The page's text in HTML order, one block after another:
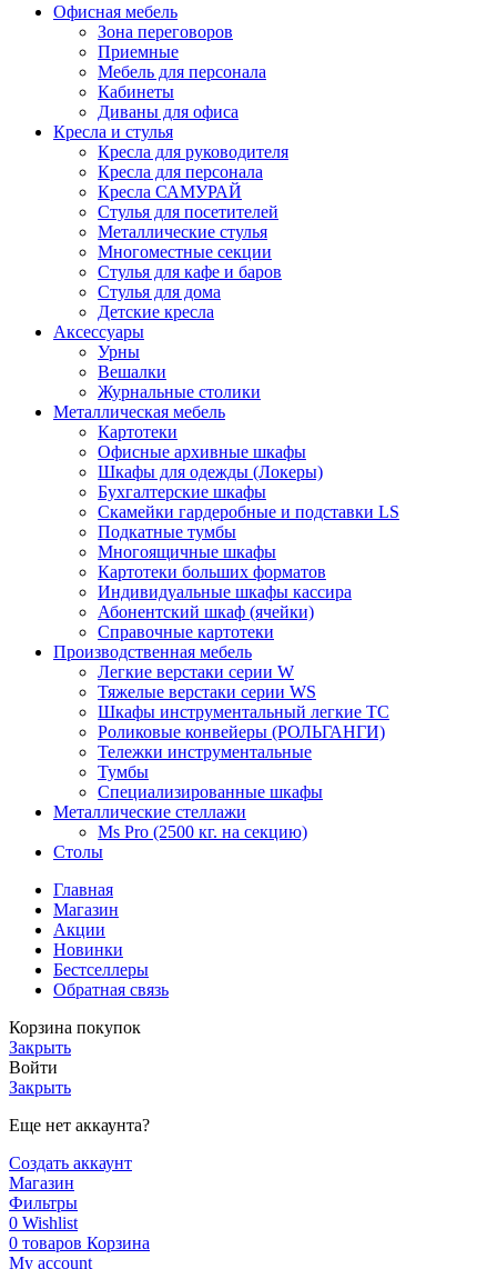
Офисная мебель
Зона переговоров
Приемные
Мебель для персонала
Кабинеты
Диваны для офиса
Кресла и стулья
Кресла для руководителя
Кресла для персонала
Кресла САМУРАЙ
Стулья для посетителей
Металлические стулья
Многоместные секции
Стулья для кафе и баров
Стулья для дома
Детские кресла
Аксессуары
Урны
Вешалки
Журнальные столики
Металлическая мебель
Картотеки
Офисные архивные шкафы
Шкафы для одежды (Локеры)
Бухгалтерские шкафы
Скамейки гардеробные и подставки LS
Подкатные тумбы
Многоящичные шкафы
Картотеки больших форматов
Индивидуальные шкафы кассира
Абонентский шкаф (ячейки)
Справочные картотеки
Производственная мебель
Легкие верстаки серии W
Тяжелые верстаки серии WS
Шкафы инструментальный легкие ТС
Роликовые конвейеры (РОЛЬГАНГИ)
Тележки инструментальные
Тумбы
Специализированные шкафы
Металлические стеллажи
Ms Pro (2500 кг. на секцию)
Столы
Главная
Магазин
Акции
Новинки
Бестселлеры
Обратная связь
Корзина покупок
Закрыть
Войти
Закрыть
Еще нет аккаунта?
Создать аккаунт
Магазин
Фильтры
0 Wishlist
0 товаров Корзина
My account